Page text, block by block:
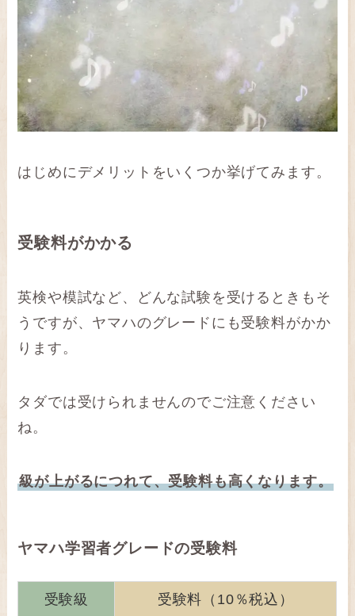
はじめにデメリットをいくつか挙げてみます。
受験料がかかる
英検や模試など、どんな試験を受けるときもそ
うですが、ヤマハのグレードにも受験料がかか
ります。
タダでは受けられませんのでご注意ください
ね。
級が上がるにつれて、受験料も高くなります。
ヤマハ学習者グレードの受験料
受験級 受験料（10％税込）